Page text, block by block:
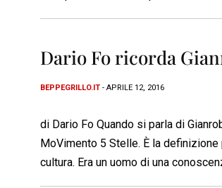
Dario Fo ricorda
BEPPEGRILLO.IT - APRILE 12, 2016
di Dario Fo Quando si parla di
MoVimento 5 Stelle. È la
cultura. Era un uomo di una